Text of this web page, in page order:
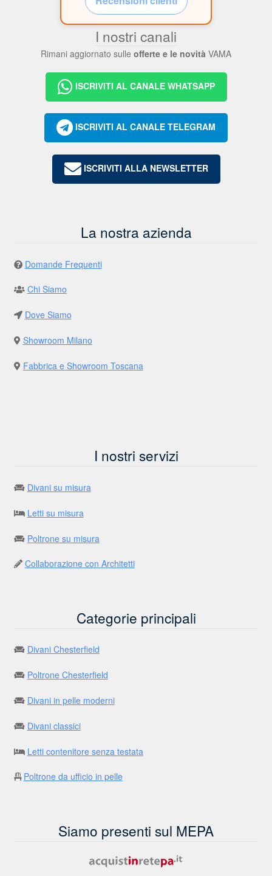
I nostri canali
Rimani aggiornato sulle offerte e le novità VAMA
ISCRIVITI AL CANALE WHATSAPP
ISCRIVITI AL CANALE TELEGRAM
ISCRIVITI ALLA NEWSLETTER
La nostra azienda
Domande Frequenti
Chi Siamo
Dove Siamo
Showroom Milano
Fabbrica e Showroom Toscana
I nostri servizi
Divani su misura
Letti su misura
Poltrone su misura
Collaborazione con Architetti
Categorie principali
Divani Chesterfield
Poltrone Chesterfield
Divani in pelle moderni
Divani classici
Letti contenitore senza testata
Poltrone da ufficio in pelle
Siamo presenti sul MEPA